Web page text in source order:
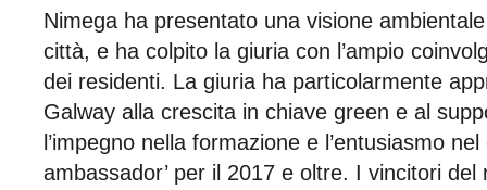
Nimega ha presentato una visione
città, e ha colpito la giuria con l’ampio
dei residenti. La giuria ha particolarmente
Galway alla crescita in chiave green e al
l’impegno nella formazione e l’entusiasmo
ambassador’ per il 2017 e oltre. I vincitori